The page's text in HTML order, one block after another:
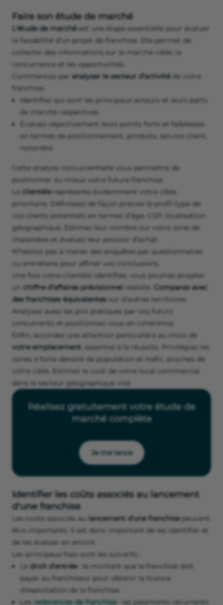
Faire son étude de marché
L'étude de marchéest une étape essentielle pour évaluer
la faisabilité d'un projet de franchise. Elle permet de
collecter des informations sur le marché cible, la
concurrence et les opportunités.
Commencez par analyser le secteur d’activitéde votre
franchise.
Identifiez qui sont les principaux acteurs et leurs parts
de marché respectives.
Évaluez objectivement leurs points forts et faiblesses
en termes de positionnement, produits, service client,
notoriété.
Cette analyse concurrentielle vous permettra de
positionner au mieux votre future franchise.
La clientèlereprésente évidemment votre cible
prioritaire. Définissez de façon précise le profil type de
vos clients potentiels en termes d’âge, CSP, localisation
géographique. Estimez leur nombre sur votre zone de
chalandise et évaluez leur pouvoir d’achat.
N’hésitez pas à mener des enquêtes par questionnaires
ou entretiens pour affiner vos conclusions.
Une fois votre clientèle identifiée, vous pourrez projeter
un chiffre d’affaires prévisionnel réaliste.
Comparez avec
des franchises équivalentes sur d’autres territoires.
Analysez aussi les prix pratiqués par vos futurs
concurrents et positionnez-vous en cohérence.
Enfin, accordez une attention particulière au choix de
votre emplacement , essentiel à la réussite. Privilégiez les
zones à forte densité de population et trafic, proches de
votre cible. Estimez le coût de votre local commercial
dans le secteur géographique visé.
Réalisez gratuitement votre étude de
marché complète
Je me lance
Identifier les coûts associés au lancement
d'une franchise
Les coûts associés au lancement d'une franchisepeuvent
être importants. Il est donc important de les identifier et
de les évaluer en amont.
Les principaux frais sont les suivants :
Le droit d'entrée: le montant que le franchisé doit
payer au franchiseur pour obtenir la licence
d'exploitation de la franchise.
Les redevances de franchise: les paiements récurrents